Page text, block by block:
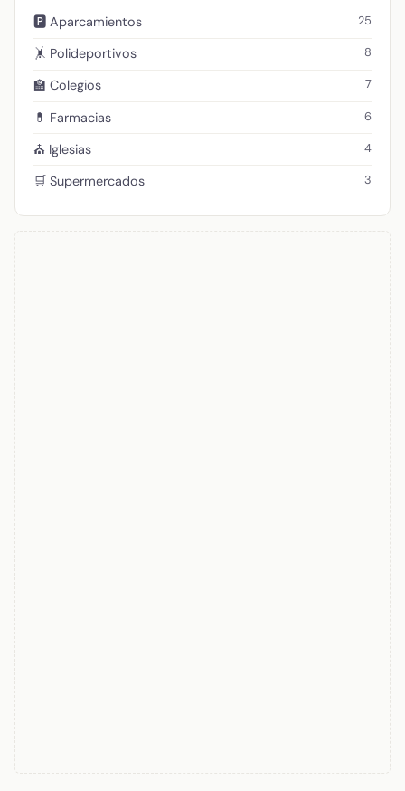
🅿️ Aparcamientos 25
🤸 Polideportivos 8
🏫 Colegios 7
💊 Farmacias 6
⛪ Iglesias 4
🛒 Supermercados 3